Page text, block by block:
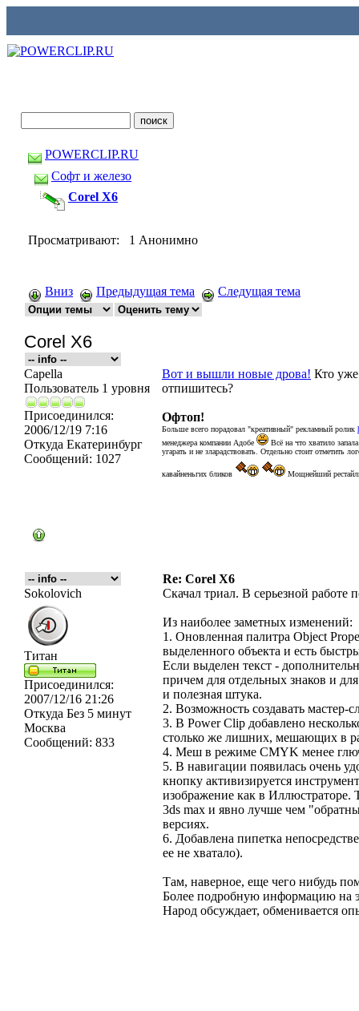
POWERCLIP.RU
Софт и железо
Corel X6
Просматривают: 1 Анонимно
Вниз Предыдущая тема Следущая тема
Corel X6
Capella
Пользователь 1 уровня
Присоединился:
2006/12/19 7:16
Откуда Екатеринбург
Сообщений: 1027
Вот и вышли новые дрова! Кто уже
отпишитесь?
Офтоп!
Больше всего порадовал "креативный" рекламный ролик
менеджера компании Адобе
Всё на что хватило
угарать и не зларадствовать. Отдельно стоит отметить
кавайненьгих бликов Мощнейший
Re: Corel X6
Sokolovich
Титан
Присоединился:
2007/12/16 21:26
Откуда Без 5 минут
Москва
Сообщений: 833
Скачал триал. В серьезной работе
Из наиболее заметных изменений:
1. Оновленная палитра Object
выделенного объекта и есть
Если выделен текст -
причем для отдельных знаков и
и полезная штука.
2. Возможность создавать мастер-
3. В Power Clip добавлено
столько же лишних, мешающих в
4. Меш в режиме CMYK менее
5. В навигации появилась очень
кнопку активизируется
изображение как в Иллюстраторе.
3ds max и явно лучше чем
версиях.
6. Добавлена пипетка
ее не хватало).
Там, наверное, еще чего нибудь
Более подробную информацию на
Народ обсуждает, обменивается